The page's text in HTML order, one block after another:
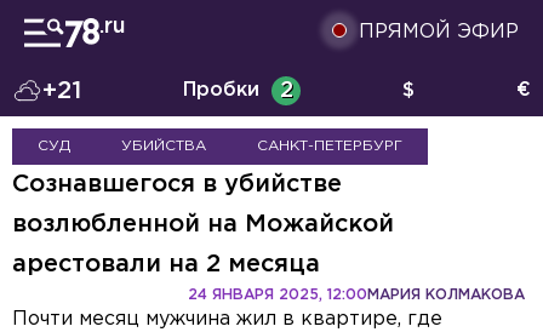
ПРЯМОЙ ЭФИР
+21 Пробки 2 $ €
СУД УБИЙСТВА САНКТ-ПЕТЕРБУРГ
Сознавшегося в убийстве
возлюбленной на Можайской
арестовали на 2 месяца
МАРИЯ КОЛМАКОВА
24 ЯНВАРЯ 2025, 12:00
Почти месяц мужчина жил в квартире, где